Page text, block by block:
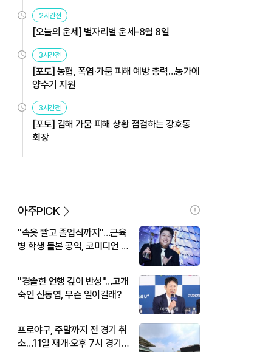
2시간전
[오늘의 운세] 별자리별 운세-8월 8일
3시간전
[포토] 농협, 폭염·가뭄 피해 예방 총력…농가에
양수기 지원
3시간전
[포토] 김해 가뭄 피해 상황 점검하는 강호동
회장
아주PICK
"속옷 빨고 졸업식까지"…근육
병 학생 돌본 공익, 코미디언 김
"경솔한 언행 깊이 반성"…고개
숙인 신동엽, 무슨 일이길래?
프로야구, 주말까지 전 경기 취
소…11일 재개·오후 7시 경기